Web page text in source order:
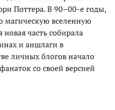
Поттера. В 90–00-е годы,
вселенную
часть собирала
и аншлаги в
личных блогов начало
со своей версией